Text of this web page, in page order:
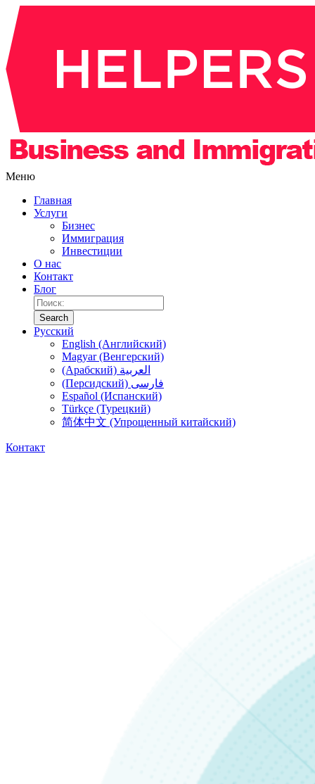
Меню
Главная
Услуги
Бизнес
Иммиграция
Инвестиции
О нас
Контакт
Блог
Search
Русский
English (Английский)
Magyar (Венгерский)
(Арабский) العربية
(Персидский) فارسی
Español (Испанский)
Türkçe (Турецкий)
简体中文 (Упрощенный китайский)
Контакт